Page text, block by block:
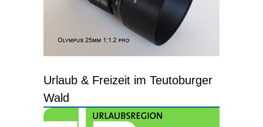
Urlaub & Freizeit im Teutoburger
Wald